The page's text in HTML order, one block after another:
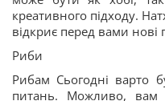
креативного підходу.
відкриє перед вами нові
Риби
Рибам Сьогодні варто
питань. Можливо, вам